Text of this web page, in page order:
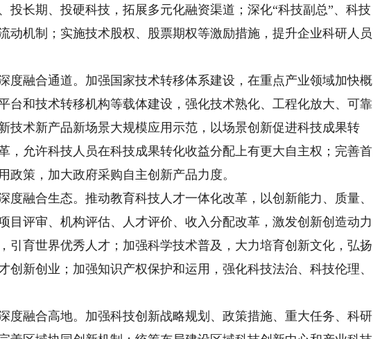
投长期、投硬科技，拓展多元化融资渠道；深化“科技副总”、科技
动机制；实施技术股权、股票期权等激励措施，提升企业科研人员
融合通道。加强国家技术转移体系建设，在重点产业领域加快概
台和技术转移机构等载体建设，强化技术熟化、工程化放大、可靠
技术新产品新场景大规模应用示范，以场景创新促进科技成果转
，允许科技人员在科技成果转化收益分配上有更大自主权；完善首
政策，加大政府采购自主创新产品力度。
融合生态。推动教育科技人才一体化改革，以创新能力、质量、
目评审、机构评估、人才评价、收入分配改革，激发创新创造动力
引育世界优秀人才；加强科学技术普及，大力培育创新文化，弘扬
创新创业；加强知识产权保护和运用，强化科技法治、科技伦理、
融合高地。加强科技创新战略规划、政策措施、重大任务、科研